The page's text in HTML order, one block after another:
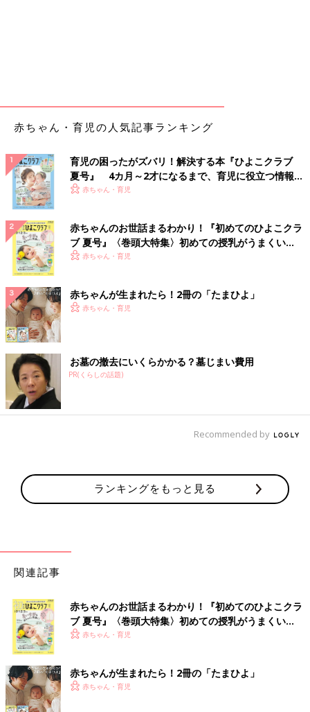
出典：Instagramアカウント「yoko_simple_style」
こちらはyoko_simple_styleさんが「絶対買うべき」と推す、ユ
ニクロのワンピース。体形カバーができるストレッチ素材で、汗
が乾きやすいドライ機能もついてるとのこと♪ 1枚での着用はも
ちろん、シャツやカーディガンと合わせたコーデも素敵なんだそ
うです◎
【しまむら】大人かわいいを叶える！ドット柄ワン
ピース
赤ちゃん・育児の人気記事ランキング
育児の困ったがズバリ！解決する本『ひよこクラブ
夏号』 4カ月～2才になるまで、育児に役立つ情報が
いっぱい！
赤ちゃん・育児
赤ちゃんのお世話まるわかり！『初めてのひよこクラ
ブ 夏号』〈巻頭大特集〉初めての授乳がうまくい
く！ おっぱい・ミルクの基本と夏のトラブル 解決テ
赤ちゃん・育児
赤ちゃんが生まれたら！2冊の「たまひよ」
赤ちゃん・育児
お墓の撤去にいくらかかる？墓じまい費用
PR(くらしの話題)
Recommended by
ランキングをもっと見る
関連記事
赤ちゃんのお世話まるわかり！『初めてのひよこクラ
ブ 夏号』〈巻頭大特集〉初めての授乳がうまくい
く！ おっぱい・ミルクの基本と夏のトラブル 解決テ
赤ちゃん・育児
赤ちゃんが生まれたら！2冊の「たまひよ」
赤ちゃん・育児